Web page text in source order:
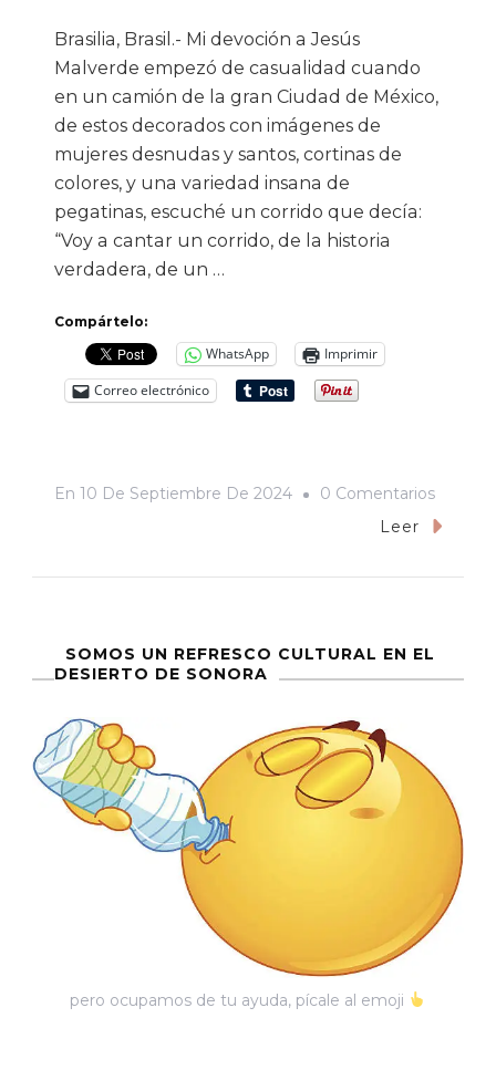
Brasilia, Brasil.- Mi devoción a Jesús
Malverde empezó de casualidad cuando
en un camión de la gran Ciudad de México,
de estos decorados con imágenes de
mujeres desnudas y santos, cortinas de
colores, y una variedad insana de
pegatinas, escuché un corrido que decía:
“Voy a cantar un corrido, de la historia
verdadera, de un …
Compártelo:
WhatsApp
Imprimir
Correo electrónico
En 10 De Septiembre De 2024 0 ComentariosEn
Del
Cuando
Cantan
Jesús
Leer
SOMOS UN REFRESCO CULTURAL EN EL
DESIERTO DE SONORA
pero ocupamos de tu ayuda, pícale al emoji